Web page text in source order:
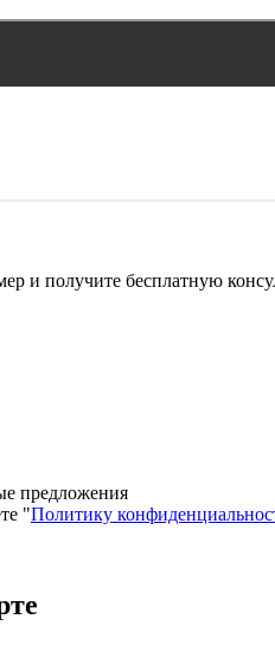
и получите бесплатную
предложения
"Политику